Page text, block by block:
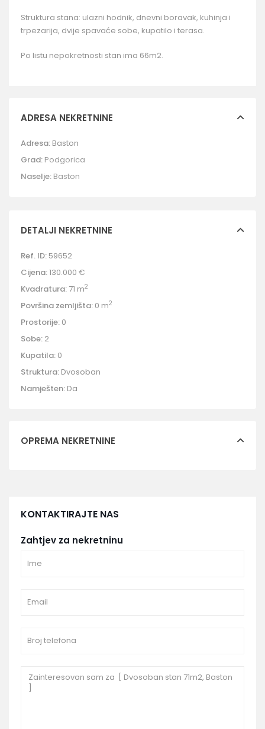
Struktura stana: ulazni hodnik, dnevni boravak, kuhinja i
trpezarija, dvije spavaće sobe, kupatilo i terasa.
Po listu nepokretnosti stan ima 66m2.
ADRESA NEKRETNINE
Adresa: Baston
Grad: Podgorica
Naselje: Baston
DETALJI NEKRETNINE
Ref. ID: 59652
Cijena:130.000 €
Kvadratura: 71 m2
Površina zemljišta: 0 m2
Prostorije: 0
Sobe: 2
Kupatila: 0
Struktura: Dvosoban
Namješten: Da
OPREMA NEKRETNINE
KONTAKTIRAJTE NAS
Zahtjev za nekretninu